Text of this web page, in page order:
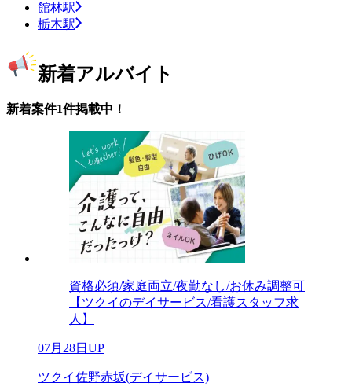
館林駅
栃木駅
新着アルバイト
新着案件1件掲載中！
資格必須/家庭両立/夜勤なし/お休み調整可
【ツクイのデイサービス/看護スタッフ求
人】
07月28日UP
ツクイ佐野赤坂(デイサービス)